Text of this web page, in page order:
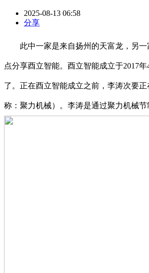
2025-08-13 06:58
分享
此中一家是来自扬州的天富龙，另一
点分享酉立智能。酉立智能成立于2017
了。正在酉立智能成立之前，李涛次要
称：聚力机械）。李涛是通过聚力机械